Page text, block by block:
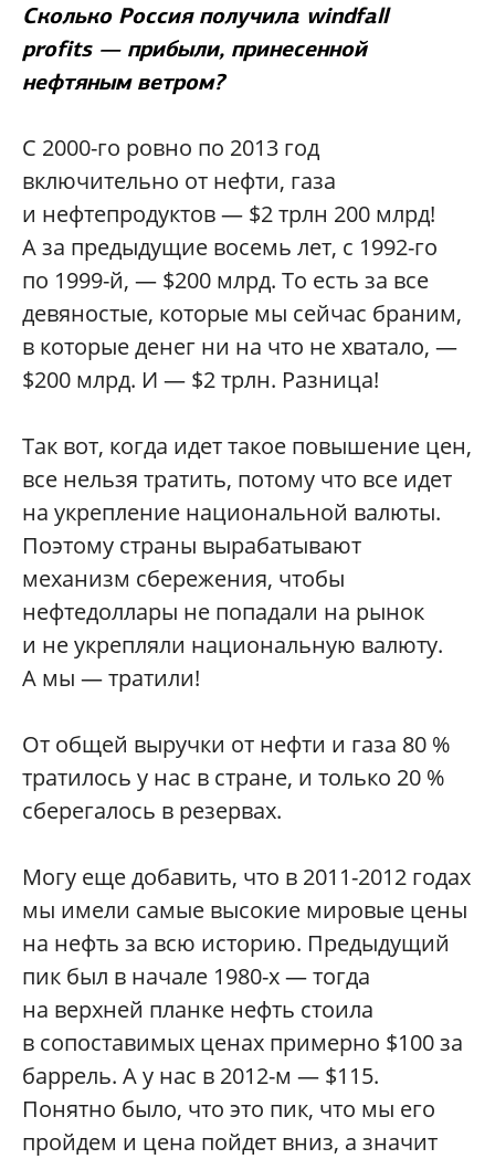
Сколько Россия получила windfall
profits — прибыли, принесенной
нефтяным ветром?
С 2000-го ровно по 2013 год
включительно от нефти, газа
и нефтепродуктов — $2 трлн 200 млрд!
А за предыдущие восемь лет, с 1992-го
по 1999-й, — $200 млрд. То есть за все
девяностые, которые мы сейчас браним,
в которые денег ни на что не хватало, —
$200 млрд. И — $2 трлн. Разница!
Так вот, когда идет такое повышение цен,
все нельзя тратить, потому что все идет
на укрепление национальной валюты.
Поэтому страны вырабатывают
механизм сбережения, чтобы
нефтедоллары не попадали на рынок
и не укрепляли национальную валюту.
А мы — тратили!
От общей выручки от нефти и газа 80 %
тратилось у нас в стране, и только 20 %
сберегалось в резервах.
Могу еще добавить, что в 2011-2012 годах
мы имели самые высокие мировые цены
на нефть за всю историю. Предыдущий
пик был в начале 1980-х — тогда
на верхней планке нефть стоила
в сопоставимых ценах примерно $100 за
баррель. А у нас в 2012-м — $115.
Понятно было, что это пик, что мы его
пройдем и цена пойдет вниз, а значит